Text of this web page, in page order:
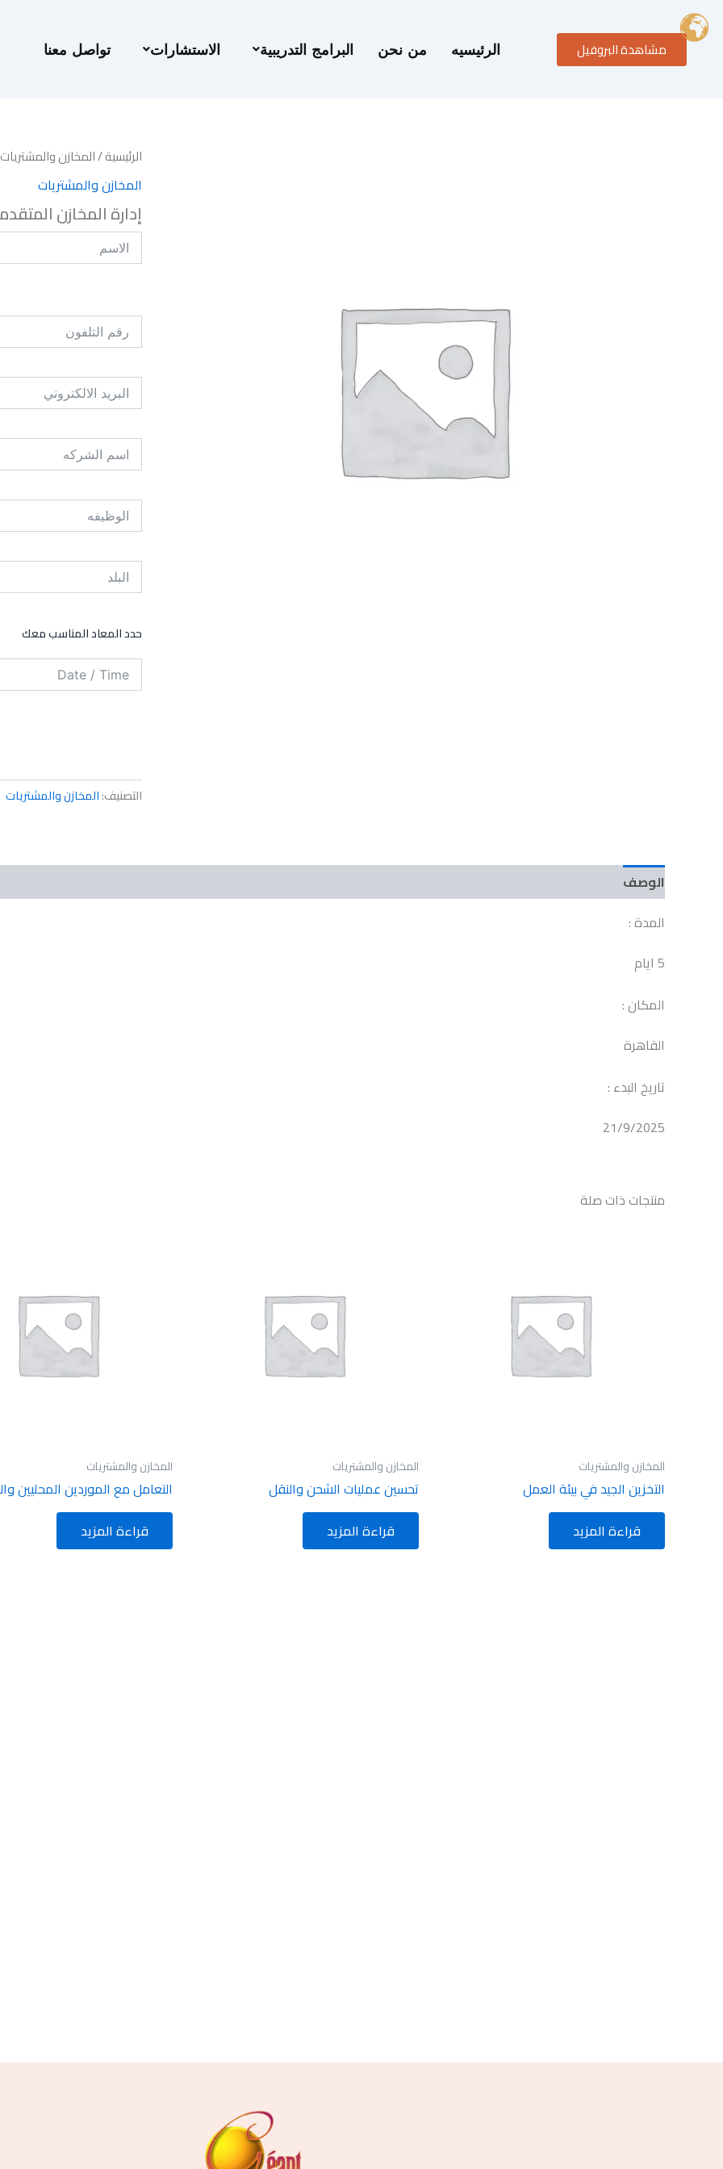
تخطي
إلى
مشاهدة البروفيل الرئيسيه من نحن البرامج التدريبية الاستشارات تواصل معنا
الرئيسية/المخازن والمشتريات
المخازن والمشتريات
إدارة المخازن
حدد المعاد المناسب معك
التصنيف:المخازن والمشتريات
الوصف
المدة :
5 ايام
المكان :
القاهرة
تاريخ البدء :
21/9/2025
منتجات ذات صلة
المخازن والمشتريات
التخزين الجيد في بيئة العمل
قراءة المزيد
المخازن والمشتريات
تحسين عمليات الشحن والنقل
قراءة المزيد
المخازن والمشتريات
التعامل مع الموردين المحليين
قراءة المزيد